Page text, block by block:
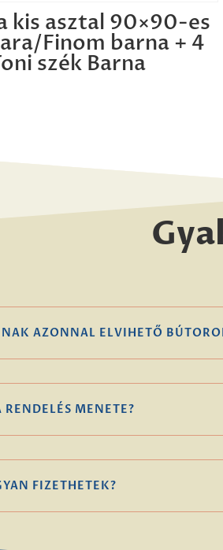
kis asztal 90×90-es
Finom barna + 4
szék Barna
AZONNAL ELVIHETŐ
RENDELÉS MENETE?
FIZETHETEK?